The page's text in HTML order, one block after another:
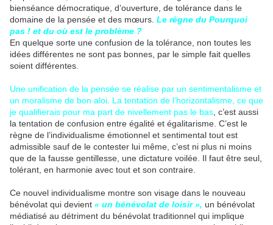
bienséance démocratique, d’ouverture, de tolérance dans le
domaine de la pensée et des mœurs. Le règne du Pourquoi
pas ! et du où est le problème ?
En quelque sorte une confusion de la tolérance, non toutes les
idées différentes ne sont pas bonnes, par le simple fait quelles
soient différentes.
Une unification de la pensée se réalise par un sentimentalisme et
un moralisme de bon aloi. La tentation de l’horizontalisme, ce que
je qualifierais pour ma part de nivellement pas le bas , c’est aussi
la tentation de confusion entre égalité et égalitarisme. C’est le
règne de l’individualisme émotionnel et sentimental tout est
admissible sauf de le contester lui même, c’est ni plus ni moins
que de la fausse gentillesse, une dictature voilée. Il faut être seul,
tolérant, en harmonie avec tout et son contraire.
Ce nouvel individualisme montre son visage dans le nouveau
bénévolat qui devient « un bénévolat de loisir », un bénévolat
médiatisé au détriment du bénévolat traditionnel qui implique